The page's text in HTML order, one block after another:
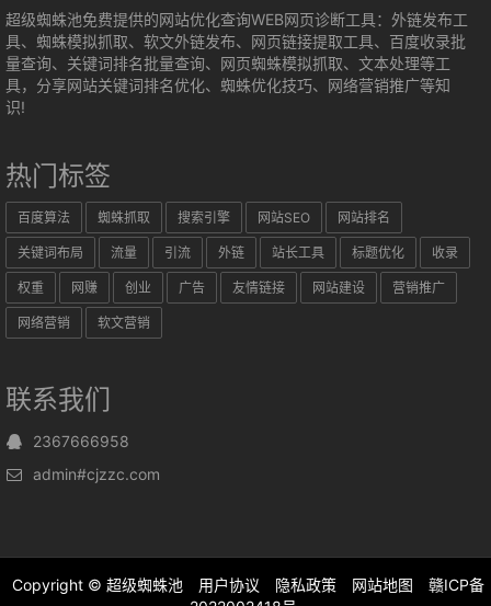
超级蜘蛛池免费提供的网站优化查询WEB网页诊断工具：外链发布工
具、蜘蛛模拟抓取、软文外链发布、网页链接提取工具、百度收录批
量查询、关键词排名批量查询、网页蜘蛛模拟抓取、文本处理等工
具，分享网站关键词排名优化、蜘蛛优化技巧、网络营销推广等知
识!
热门标签
百度算法 蜘蛛抓取 搜索引擎 网站SEO 网站排名
关键词布局 流量 引流 外链 站长工具 标题优化 收录
权重 网赚 创业 广告 友情链接 网站建设 营销推广
网络营销 软文营销
联系我们
2367666958
admin#cjzzc.com
Copyright © 超级蜘蛛池 用户协议 隐私政策 网站地图
赣ICP备